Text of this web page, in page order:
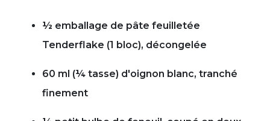
½ emballage de pâte feuilletée
Tenderflake (1 bloc), décongelée
60 ml (¼ tasse) d'oignon blanc, tranché
finement